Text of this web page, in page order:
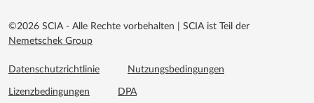
©2026 SCIA - Alle Rechte vorbehalten
SCIA ist Teil der
Nemetschek Group
Footer menu extra
Datenschutzrichtlinie Nutzungsbedingungen
Lizenzbedingungen DPA